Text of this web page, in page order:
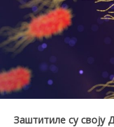
Заштитиле су своју